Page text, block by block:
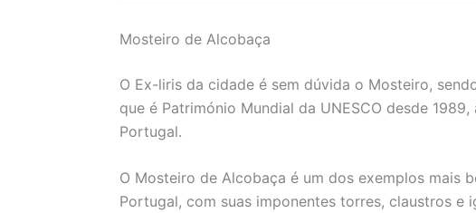
Mosteiro de Alcobaça
O Ex-liris da cidade é sem dúvida o Mosteiro,
que é Património Mundial da UNESCO desde
Portugal.
O Mosteiro de Alcobaça é um dos exemplos mais
Portugal, com suas imponentes torres, claustros e